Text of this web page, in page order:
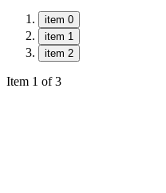
item 0
item 1
item 2
Item 1 of 3